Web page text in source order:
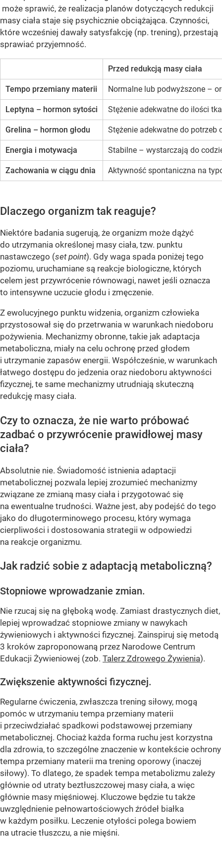
może sprawić, że realizacja planów dotyczących redukcji
masy ciała staje się psychicznie obciążająca. Czynności,
które wcześniej dawały satysfakcję (np. trening), przestają
sprawiać przyjemność.
Przed redukcją masy ciała
Tempo przemiany materii Normalne lub podwyższone –
Leptyna – hormon sytości Stężenie adekwatne do ilości
Grelina – hormon głodu Stężenie adekwatne do potrzeb
Energia i motywacja Stabilne – wystarczają do
Zachowania w ciągu dnia Aktywność spontaniczna na
Dlaczego organizm tak reaguje?
Niektóre badania sugerują, że organizm może dążyć
do utrzymania określonej masy ciała, tzw. punktu
nastawczego (set point). Gdy waga spada poniżej tego
poziomu, uruchamiane są reakcje biologiczne, których
celem jest przywrócenie równowagi, nawet jeśli oznacza
to intensywne uczucie głodu i zmęczenie.
Z ewolucyjnego punktu widzenia, organizm człowieka
przystosował się do przetrwania w warunkach niedoboru
pożywienia. Mechanizmy obronne, takie jak adaptacja
metaboliczna, miały na celu ochronę przed głodem
i utrzymanie zapasów energii. Współcześnie, w warunkach
łatwego dostępu do jedzenia oraz niedoboru aktywności
fizycznej, te same mechanizmy utrudniają skuteczną
redukcję masy ciała.
Czy to oznacza, że nie warto próbować
zadbać o przywrócenie prawidłowej masy
ciała?
Absolutnie nie. Świadomość istnienia adaptacji
metabolicznej pozwala lepiej zrozumieć mechanizmy
związane ze zmianą masy ciała i przygotować się
na ewentualne trudności. Ważne jest, aby podejść do tego
jako do długoterminowego procesu, który wymaga
cierpliwości i dostosowania strategii w odpowiedzi
na reakcje organizmu.
Jak radzić sobie z adaptacją metaboliczną?
Stopniowe wprowadzanie zmian.
Nie rzucaj się na głęboką wodę. Zamiast drastycznych diet,
lepiej wprowadzać stopniowe zmiany w nawykach
żywieniowych i aktywności fizycznej. Zainspiruj się metodą
3 kroków zaproponowaną przez Narodowe Centrum
Edukacji Żywieniowej (zob. Talerz Zdrowego Żywienia).
Zwiększenie aktywności fizycznej.
Regularne ćwiczenia, zwłaszcza trening siłowy, mogą
pomóc w utrzymaniu tempa przemiany materii
i przeciwdziałać spadkowi podstawowej przemiany
metabolicznej. Chociaż każda forma ruchu jest korzystna
dla zdrowia, to szczególne znaczenie w kontekście ochrony
tempa przemiany materii ma trening oporowy (inaczej
siłowy). To dlatego, że spadek tempa metabolizmu zależy
głównie od utraty beztłuszczowej masy ciała, a więc
głównie masy mięśniowej. Kluczowe będzie tu także
uwzględnienie pełnowartościowych źródeł białka
w każdym posiłku. Leczenie otyłości polega bowiem
na utracie tłuszczu, a nie mięśni.